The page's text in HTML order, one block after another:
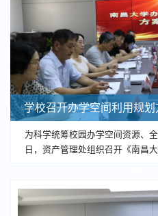
学校召开办学空间利用规
为科学统筹校园办学空间资源、
日，资产管理处组织召开《南昌